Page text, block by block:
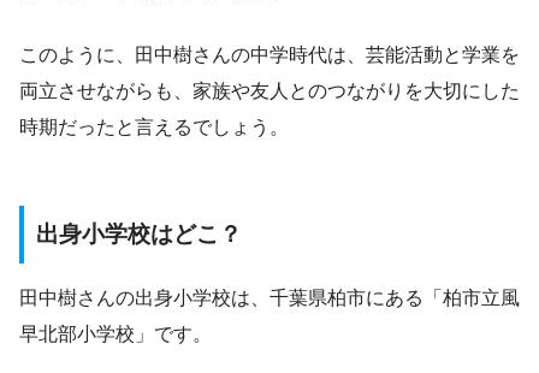
このように、田中樹さんの中学時代は、芸能活動と学業を
両立させながらも、家族や友人とのつながりを大切にした
時期だったと言えるでしょう。
出身小学校はどこ？
田中樹さんの出身小学校は、千葉県柏市にある「柏市立風
早北部小学校」です。